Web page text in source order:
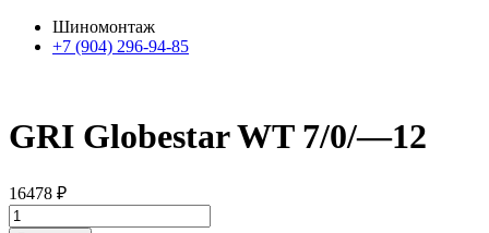
Шиномонтаж
+7 (904) 296-94-85
GRI Globestar WT 7/0/—12
16478 ₽
Количество